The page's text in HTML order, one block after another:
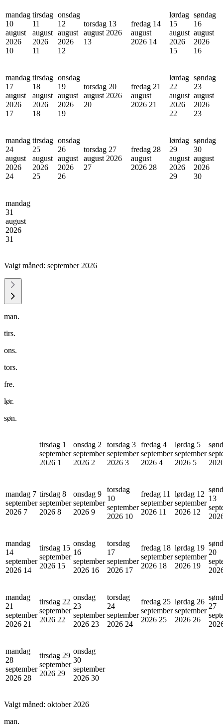
mandag
10
august
2026
10
tirsdag
11
august
2026
11
onsdag
12
august
2026
12
torsdag 13
august 2026
13
fredag 14
august
2026 14
lørdag
15
august
2026
15
søndag
16
august
2026
16
mandag
17
august
2026
17
tirsdag
18
august
2026
18
onsdag
19
august
2026
19
torsdag 20
august 2026
20
fredag 21
august
2026 21
lørdag
22
august
2026
22
søndag
23
august
2026
23
mandag
24
august
2026
24
tirsdag
25
august
2026
25
onsdag
26
august
2026
26
torsdag 27
august 2026
27
fredag 28
august
2026 28
lørdag
29
august
2026
29
søndag
30
august
2026
30
mandag
31
august
2026
31
Valgt måned: september 2026
man.
tirs.
ons.
tors.
fre.
lør.
søn.
tirsdag 1
september
2026 1
onsdag 2
september
2026 2
torsdag 3
september
2026 3
fredag 4
september
2026 4
lørdag 5
september
2026 5
mandag 7
september
2026 7
tirsdag 8
september
2026 8
onsdag 9
september
2026 9
torsdag
10
september
2026 10
fredag 11
september
2026 11
lørdag 12
september
2026 12
13
mandag
14
september
2026 14
tirsdag 15
september
2026 15
onsdag
16
september
2026 16
torsdag
17
september
2026 17
fredag 18
september
2026 18
lørdag 19
september
2026 19
20
mandag
21
september
2026 21
tirsdag 22
september
2026 22
onsdag
23
september
2026 23
torsdag
24
september
2026 24
fredag 25
september
2026 25
lørdag 26
september
2026 26
27
mandag
28
september
2026 28
tirsdag 29
september
2026 29
onsdag
30
september
2026 30
Valgt måned: oktober 2026
man.